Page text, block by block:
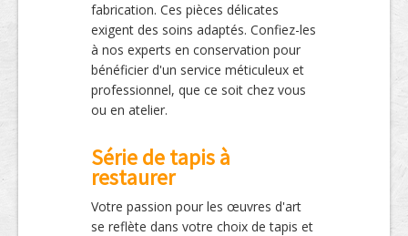
fabrication. Ces pièces délicates
exigent des soins adaptés. Confiez-les
à nos experts en conservation pour
bénéficier d'un service méticuleux et
professionnel, que ce soit chez vous
ou en atelier.
Série de tapis à
restaurer
Votre passion pour les œuvres d'art
se reflète dans votre choix de tapis et